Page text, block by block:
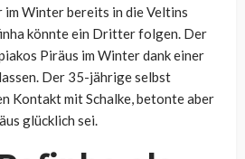
im Winter bereits in die Veltins
könnte ein Dritter folgen. Der
Piräus im Winter dank einer
Der 35-jährige selbst
Kontakt mit Schalke, betonte aber
glücklich sei.